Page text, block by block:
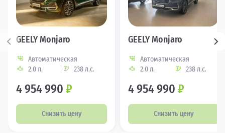
GEELY Monjaro
Автоматическая
2.0 л.
238 л.с.
4 954 990 ₽
Снизить цену
GEELY Monjaro
Автоматическая
2.0 л.
238 л.с.
4 954 990 ₽
Снизить цену